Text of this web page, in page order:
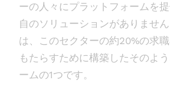
ーの人々にプラットフォームを
自のソリューションがありませ
は、このセクターの約20%の求
もたらすために構築したそのよ
ームの1つです。